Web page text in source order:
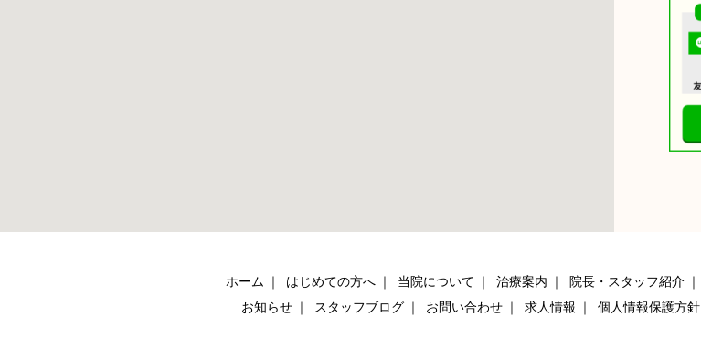
ホーム はじめての方へ 当院について 治療案内 院長・スタッフ紹介
お知らせ
スタッフブログ お問い合わせ 求人情報 個人情報保護方針